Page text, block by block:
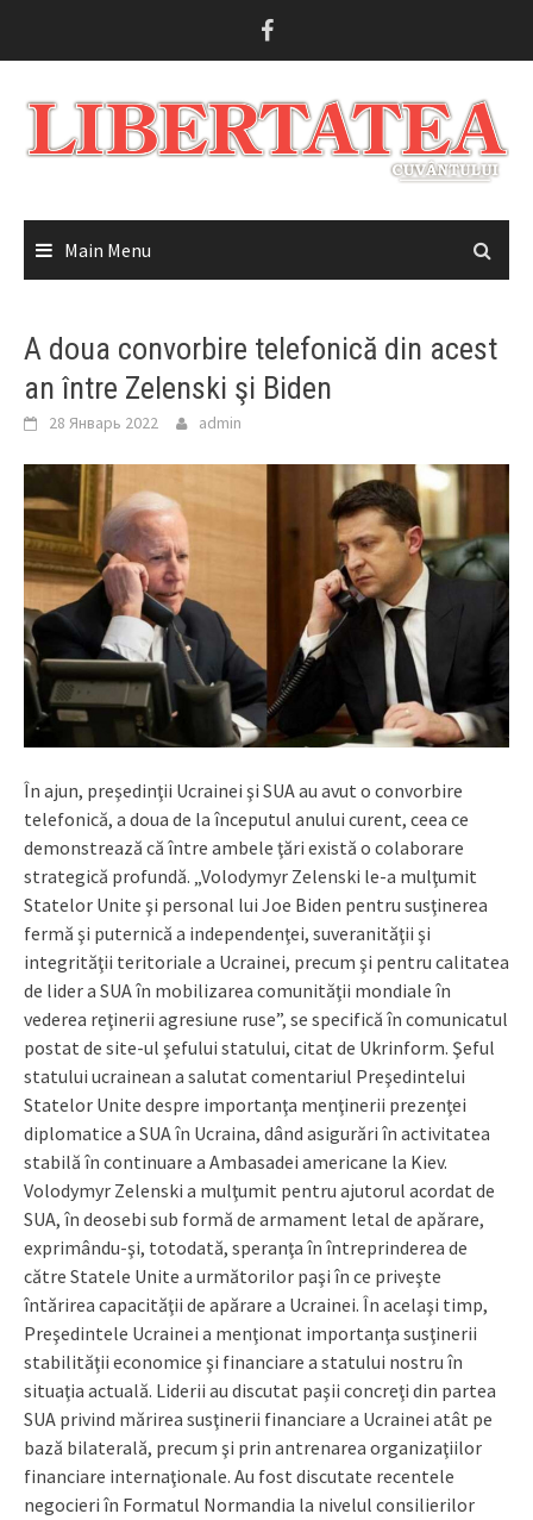
Main Menu
A doua convorbire telefonică din acest
an între Zelenski şi Biden
28 Январь 2022 admin
În ajun, preşedinţii Ucrainei şi SUA au avut o convorbire
telefonică, a doua de la începutul anului curent, ceea ce
demonstrează că între ambele ţări există o colaborare
strategică profundă. „Volodymyr Zelenski le-a mulţumit
Statelor Unite şi personal lui Joe Biden pentru susţinerea
fermă şi puternică a independenţei, suveranităţii şi
integrităţii teritoriale a Ucrainei, precum şi pentru calitatea
de lider a SUA în mobilizarea comunităţii mondiale în
vederea reţinerii agresiune ruse”, se specifică în comunicatul
postat de site-ul şefului statului, citat de Ukrinform. Şeful
statului ucrainean a salutat comentariul Preşedintelui
Statelor Unite despre importanţa menţinerii prezenţei
diplomatice a SUA în Ucraina, dând asigurări în activitatea
stabilă în continuare a Ambasadei americane la Kiev.
Volodymyr Zelenski a mulţumit pentru ajutorul acordat de
SUA, în deosebi sub formă de armament letal de apărare,
exprimându-şi, totodată, speranţa în întreprinderea de
către Statele Unite a următorilor paşi în ce priveşte
întărirea capacităţii de apărare a Ucrainei. În acelaşi timp,
Preşedintele Ucrainei a menţionat importanţa susţinerii
stabilităţii economice şi financiare a statului nostru în
situaţia actuală. Liderii au discutat paşii concreţi din partea
SUA privind mărirea susţinerii financiare a Ucrainei atât pe
bază bilaterală, precum şi prin antrenarea organizaţiilor
financiare internaţionale. Au fost discutate recentele
negocieri în Formatul Normandia la nivelul consilierilor